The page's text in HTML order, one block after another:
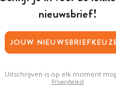
nieuwsbrief!
Uitschrijven is op elk moment
Privacybeleid